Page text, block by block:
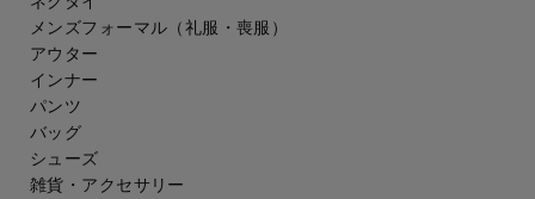
メンズフォーマル （礼服・喪服）
アウター
インナー
パンツ
バッグ
シューズ
雑貨・アクセサリー